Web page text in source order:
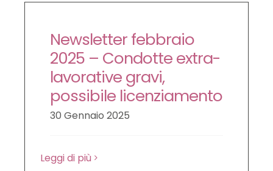
Newsletter febbraio
2025 – Condotte extra-
lavorative gravi,
possibile licenziamento
30 Gennaio 2025
Leggi di più